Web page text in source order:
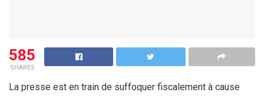
585
SHARES
La presse est en train de suffoquer fiscalement à cause